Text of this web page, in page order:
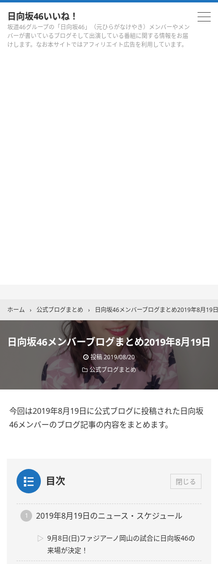
日向坂46いいね！
坂道46グループの「日向坂46」（元ひらがなけやき）メンバーやメン
バーが書いているブログそして出演している番組に関する情報をお届
けします。なお本サイトではアフィリエイト広告を利用しています。
ホーム › 公式ブログまとめ › 日向坂46メンバーブログまとめ2019年8月19日
日向坂46メンバーブログまとめ2019年8月19日
投稿2019/08/20
公式ブログまとめ
今回は2019年8月19日に公式ブログに投稿された日向坂
46メンバーのブログ記事の内容をまとめます。
目次 閉じる
2019年8月19日のニュース・スケジュール
9月8日(日)ファジアーノ岡山の試合に日向坂46の
来場が決定！